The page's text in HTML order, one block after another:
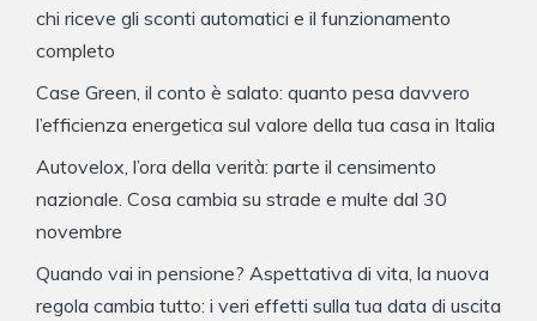
chi riceve gli sconti automatici e il funzionamento
completo
Case Green, il conto è salato: quanto pesa davvero
l’efficienza energetica sul valore della tua casa in Italia
Autovelox, l’ora della verità: parte il censimento
nazionale. Cosa cambia su strade e multe dal 30
novembre
Quando vai in pensione? Aspettativa di vita, la nuova
regola cambia tutto: i veri effetti sulla tua data di uscita